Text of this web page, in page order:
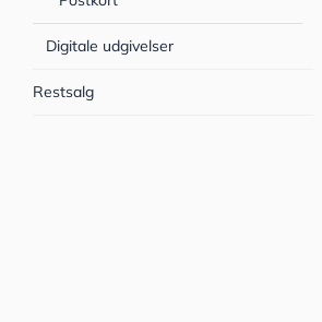
Digitale udgivelser
Restsalg